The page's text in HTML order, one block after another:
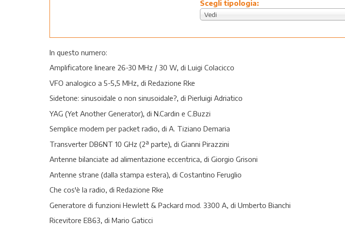
Scegli tipologia:
Vedi
In questo numero:
Amplificatore lineare 26-30 MHz / 30 W, di Luigi Colacicco
VFO analogico a 5-5,5 MHz, di Redazione Rke
Sidetone: sinusoidale o non sinusoidale?, di Pierluigi Adriatico
YAG (Yet Another Generator), di N.Cardin e C.Buzzi
Semplice modem per packet radio, di A. Tiziano Demaria
Transverter DB6NT 10 GHz (2ª parte), di Gianni Pirazzini
Antenne bilanciate ad alimentazione eccentrica, di Giorgio Grisoni
Antenne strane (dalla stampa estera), di Costantino Feruglio
Che cos'è la radio, di Redazione Rke
Generatore di funzioni Hewlett & Packard mod. 3300 A, di Umberto Bianchi
Ricevitore E863, di Mario Gaticci